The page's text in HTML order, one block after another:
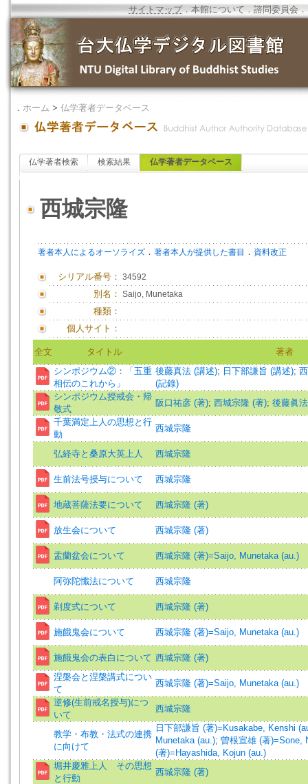
サイトマップ．本館について ．諮問委員会 ．
． ホーム > 仏学著者データベース
仏学著者検索 検索結果 仏学著者データベース
西城宗隆
著者本人によるオーソライズ ． 著者本人が提供した書目 ． 資料改正
シリアル番号： 34592
別名： Saijo, Munetaka
種類：
個人サイト：
全文 タイトル
著者
シンポジウム②：「五重
相伝のこれから」
後藤真法 (講述); 日下部謙旨 (講述);
(記錄)
シンポジウム授戒会・帰
敬式
阪口祐彦 (著); 西城宗隆 (著); 後藤眞
千葉満定上人の思想と行
動
西城宗隆
弘経寺と桑原大英上人 西城宗隆
生前法号授与について 西城宗隆
地蔵菩薩法要について 西城宗隆 (著)
放生会について 西城宗隆 (著)
盂蘭盆会について 西城宗隆 (著)=Saijo, Munetaka (au.)
阿弥陀懺法について 西城宗隆
剃度式について 西城宗隆 (著)
施餓鬼会について 西城宗隆 (著)=Saijo, Munetaka (au.)
施餓鬼会の表白について 西城宗隆 (著)
涅槃会と涅槃講式につい
て
西城宗隆 (著)=Saijo, Munetaka (au.)
逆修(生前戒名授与)につ
いて
西城宗隆
教学・布教・法式の連携
に向けて
日下部謙旨 (著)=Kusakabe, Kenshi
Munetaka (au.); 曽根宣雄 (著)=Sone,
(著)=Hayashida, Kojun (au.)
堀井慶雅上人 その思想
と行動
西城宗隆 (著)